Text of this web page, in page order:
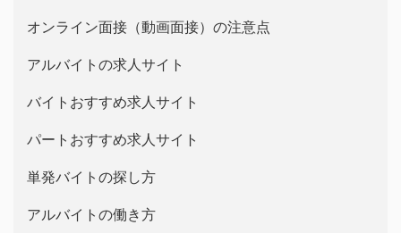
オンライン面接（動画面接）の注意点
アルバイトの求人サイト
バイトおすすめ求人サイト
パートおすすめ求人サイト
単発バイトの探し方
アルバイトの働き方